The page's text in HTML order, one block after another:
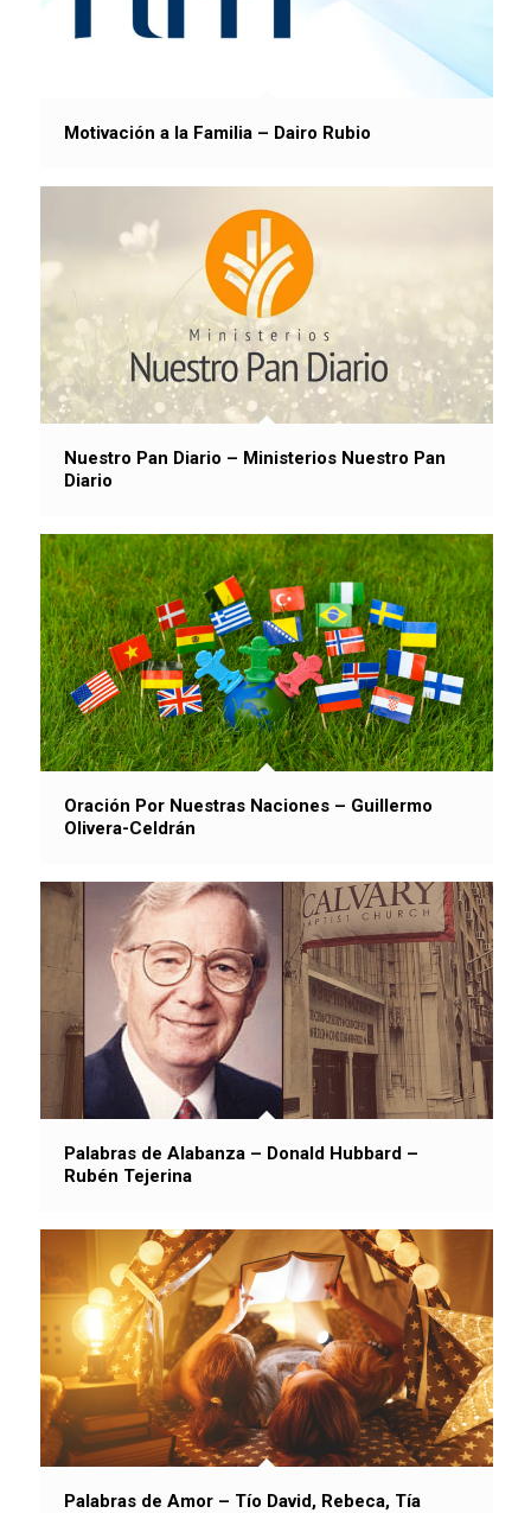
Motivación a la Familia – Dairo Rubio
Nuestro Pan Diario – Ministerios Nuestro Pan
Diario
Oración Por Nuestras Naciones – Guillermo
Olivera-Celdrán
Palabras de Alabanza – Donald Hubbard –
Rubén Tejerina
Palabras de Amor – Tío David, Rebeca, Tía